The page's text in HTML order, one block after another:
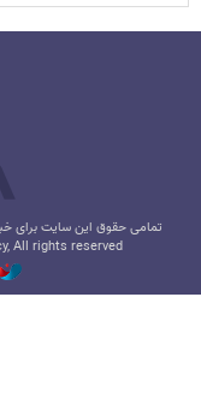
تمامی حقوق این سایت برای
All rights reserved